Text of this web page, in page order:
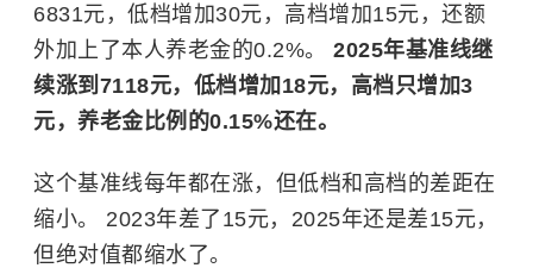
6831元，低档增加30元，高档增加15元，还额
外加上了本人养老金的0.2%。 2025年基准线继
续涨到7118元，低档增加18元，高档只增加3
元，养老金比例的0.15%还在。
这个基准线每年都在涨，但低档和高档的差距在
缩小。 2023年差了15元，2025年还是差15元，
但绝对值都缩水了。